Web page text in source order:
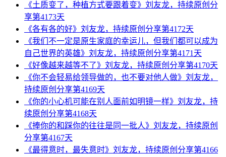
《土质变了，种植方式要跟着变》刘友龙，持续原创分
享第4173天
《各有各的好》刘友龙，持续原创分享第4172天
《我们不一定是原生家庭的幸运儿，但我们都可以成为
自己世界的英雄》刘友龙，持续原创分享第4171天
《好像越来越等不了》刘友龙，持续原创分享第4170天
《你不会轻易给领导做的，也不要对他人做》刘友龙，
持续原创分享第4169天
《你的小心机可能在别人面前如明镜一样》刘友龙，持
续原创分享第4168天
《捧你的和踩你的往往是同一批人》刘友龙，持续原创
分享第4167天
《最得意时，最失意时》刘友龙，持续原创分享第4166